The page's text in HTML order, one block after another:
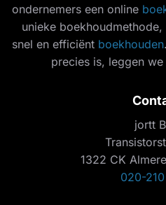
ondernemers een online
unieke
snel en efficiënt boekhouden
precies is, leggen
jortt
1322 CK
020-210